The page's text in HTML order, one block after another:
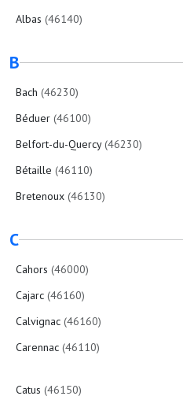
Albas (46140)
B
Bach (46230)
Béduer (46100)
Belfort-du-Quercy(46230)
Bétaille (46110)
Bretenoux (46130)
C
Cahors (46000)
Cajarc (46160)
Calvignac (46160)
Carennac (46110)
Catus (46150)